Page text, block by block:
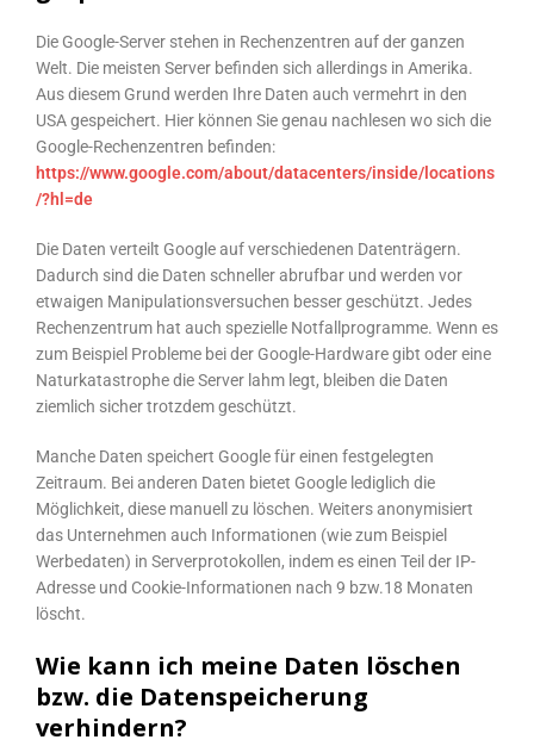
Die Google-Server stehen in Rechenzentren auf der ganzen
Welt. Die meisten Server befinden sich allerdings in Amerika.
Aus diesem Grund werden Ihre Daten auch vermehrt in den
USA gespeichert. Hier können Sie genau nachlesen wo sich die
Google-Rechenzentren befinden:
https://www.google.com/about/datacenters/inside/locations
/?hl=de
Die Daten verteilt Google auf verschiedenen Datenträgern.
Dadurch sind die Daten schneller abrufbar und werden vor
etwaigen Manipulationsversuchen besser geschützt. Jedes
Rechenzentrum hat auch spezielle Notfallprogramme. Wenn es
zum Beispiel Probleme bei der Google-Hardware gibt oder eine
Naturkatastrophe die Server lahm legt, bleiben die Daten
ziemlich sicher trotzdem geschützt.
Manche Daten speichert Google für einen festgelegten
Zeitraum. Bei anderen Daten bietet Google lediglich die
Möglichkeit, diese manuell zu löschen. Weiters anonymisiert
das Unternehmen auch Informationen (wie zum Beispiel
Werbedaten) in Serverprotokollen, indem es einen Teil der IP-
Adresse und Cookie-Informationen nach 9 bzw.18 Monaten
löscht.
Wie kann ich meine Daten löschen
bzw. die Datenspeicherung
verhindern?